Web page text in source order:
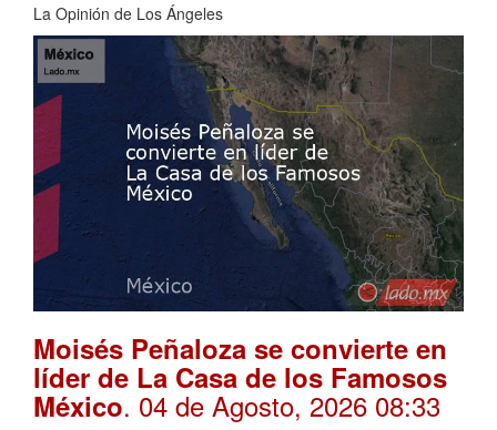
La Opinión de Los Ángeles
Moisés Peñaloza se convierte en
líder de La Casa de los Famosos
México. 04 de Agosto, 2026 08:33